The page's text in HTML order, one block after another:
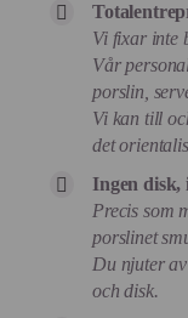
Vi fixar inte
Vår
porslin,
Vi kan till
det
Ingen disk,
Precis som
porslinet
Du njuter
och disk.